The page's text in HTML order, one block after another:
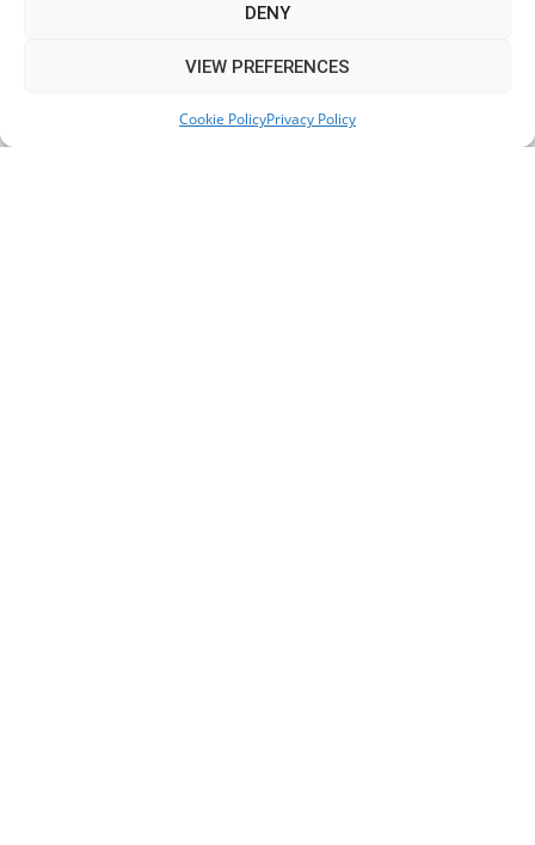
DENY
VIEW PREFERENCES
Cookie PolicyPrivacy Policy
This website uses cookies to improve your experience. We'll
Accept
Read More